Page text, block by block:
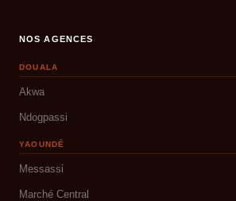
NOS AGENCES
DOUALA
Akwa
Ndogpassi
YAOUNDÉ
Messassi
Marché Central